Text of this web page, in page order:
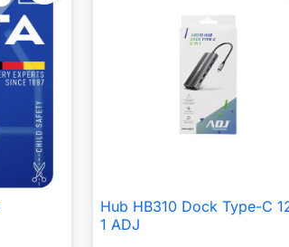
 Anteprima
Hub HB310 Dock Type-C
1 ADJ